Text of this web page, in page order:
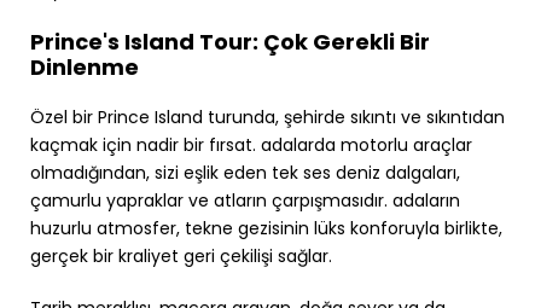
Prince's Island Tour: Çok Gerekli Bir
Dinlenme
Özel bir Prince Island turunda, şehirde sıkıntı ve sıkıntıdan
kaçmak için nadir bir fırsat. adalarda motorlu araçlar
olmadığından, sizi eşlik eden tek ses deniz dalgaları,
çamurlu yapraklar ve atların çarpışmasıdır. adaların
huzurlu atmosfer, tekne gezisinin lüks konforuyla birlikte,
gerçek bir kraliyet geri çekilişi sağlar.